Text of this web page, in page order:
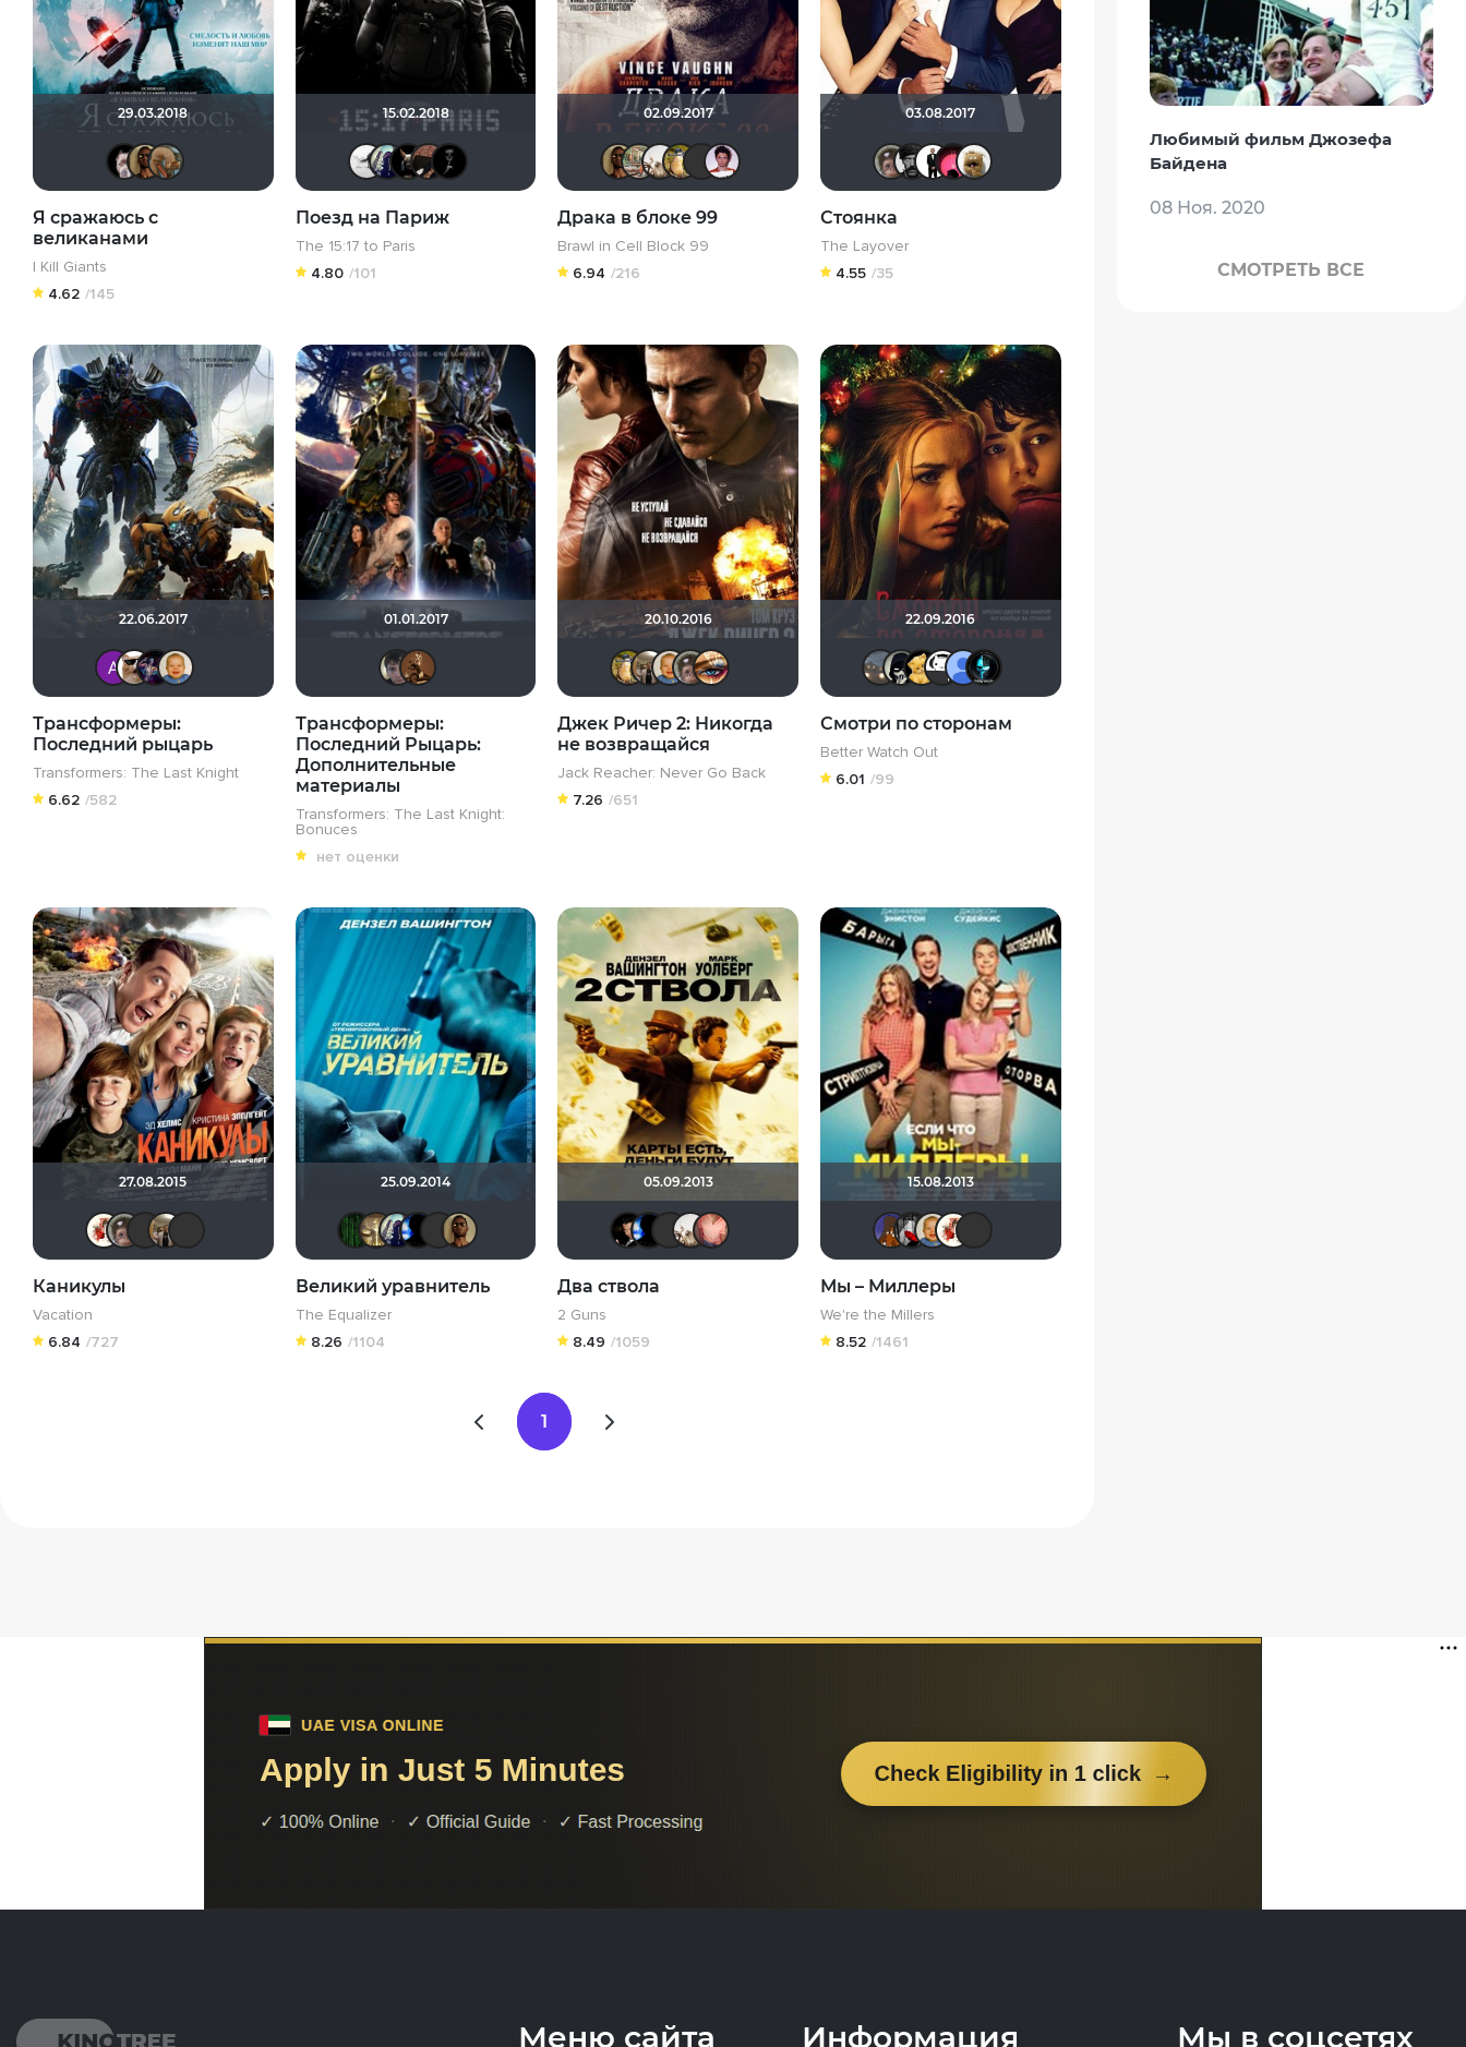
29.03.2018
Я сражаюсь с
великанами
I Kill Giants
4.62 /145
15.02.2018
purgen88 BADSMILE
Поезд на Париж
The 15:17 to Paris
4.80 /101
02.09.2017
Mad_Max
ArtiRush med_bad
Драка в блоке 99
Brawl in Cell Block 99
6.94 /216
03.08.2017
Калура [Rec]омендатель
Стоянка
The Layover
4.55 /35
22.06.2017
Трансформеры:
Последний рыцарь
Transformers: The Last Knight
6.62 /582
01.01.2017
Askhab Abutalipov
Трансформеры:
Последний Рыцарь:
Дополнительные
материалы
Transformers: The Last Knight:
Bonuces
нет оценки
20.10.2016
БорькаVladimir Samsonov
Наташа Фил
Джек Ричер 2: Никогда
не возвращайся
Jack Reacher: Never Go Back
7.26 /651
22.09.2016
Lazy ass
OFFERRON
Смотри по сторонам
Better Watch Out
6.01 /99
27.08.2015
Виктория555Vladimir Samsonov
Pupirka Prince
Каникулы
Vacation
6.84 /727
25.09.2014
MatrixGautama Buddha
Mad_Max
Великий уравнитель
The Equalizer
8.26 /1104
05.09.2013
Бог любвиФрэнк Пинатра
drummer82
Hurricane Gabrielle
Два ствола
2 Guns
8.49 /1059
15.08.2013
MakSon89
Мы – Миллеры
We're the Millers
8.52 /1461
1
Любимый фильм Джозефа
Байдена
08 Ноя. 2020
СМОТРЕТЬ ВСЕ
Меню сайта Информация Мы в соцсетях